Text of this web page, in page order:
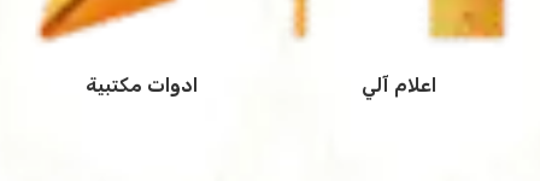
اعلام آلي ادوات مكتبية